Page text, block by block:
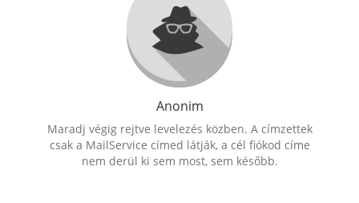
Anonim
Maradj végig rejtve levelezés közben. A címzettek
csak a MailService címed látják, a cél fiókod címe
nem derül ki sem most, sem később.